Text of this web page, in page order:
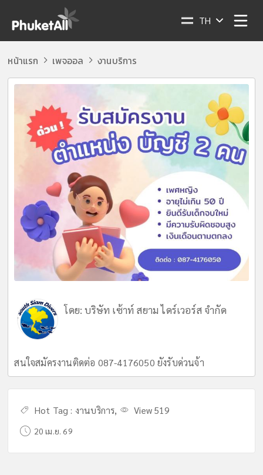
TH
หน้าแรก เพจออล งานบริการ
โดย:บริษัท เซ้าท์ สยาม ไดร์เวอร์ส จำกัด
สนใจสมัครงานติดต่อ 087-4176050 ยังรับด่วนจ้า
Hot Tag : งานบริการ, View 519
20 เม.ย. 69